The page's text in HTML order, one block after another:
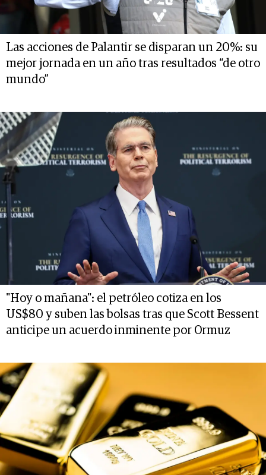
Las acciones de Palantir se disparan un 20%: su
mejor jornada en un año tras resultados “de otro
mundo”
"Hoy o mañana": el petróleo cotiza en los
US$80 y suben las bolsas tras que Scott Bessent
anticipe un acuerdo inminente por Ormuz